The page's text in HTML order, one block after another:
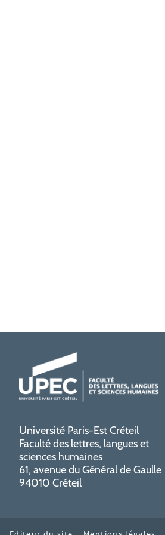
Université Paris-Est Créteil
Faculté des lettres, langues et
sciences humaines
61, avenue du Général de Gaulle
94010 Créteil